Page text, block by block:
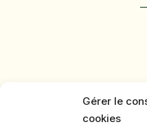
Gérer le
cookies